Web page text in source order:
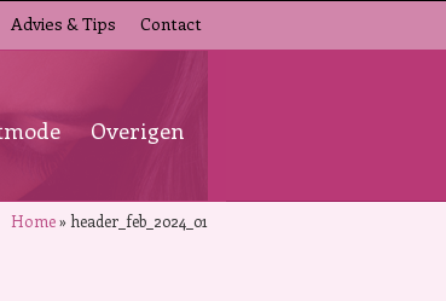
Advies & Tips Contact
Overigen
Home» header_feb_2024_01